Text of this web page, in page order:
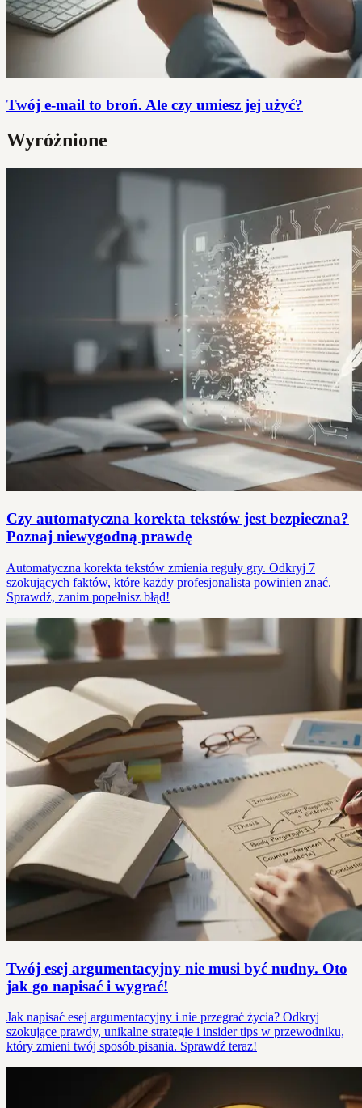
Twój e-mail to broń. Ale czy umiesz jej użyć?
Wyróżnione
Czy automatyczna korekta tekstów jest bezpieczna?
Poznaj niewygodną prawdę
Automatyczna korekta tekstów zmienia reguły gry. Odkryj 7
szokujących faktów, które każdy profesjonalista powinien znać.
Sprawdź, zanim popełnisz błąd!
Twój esej argumentacyjny nie musi być nudny. Oto
jak go napisać i wygrać!
Jak napisać esej argumentacyjny i nie przegrać życia? Odkryj
szokujące prawdy, unikalne strategie i insider tips w przewodniku,
który zmieni twój sposób pisania. Sprawdź teraz!